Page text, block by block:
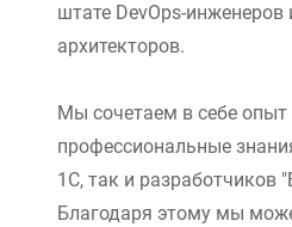
штате DevOps-инженеров
архитекторов.
Мы сочетаем в себе опыт
профессиональные
1С, так и разработчиков
Благодаря этому мы